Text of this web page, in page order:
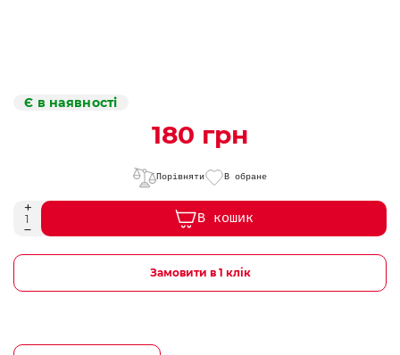
Є в наявності
180 грн
Порівняти В обране
В кошик
Замовити в 1 клік